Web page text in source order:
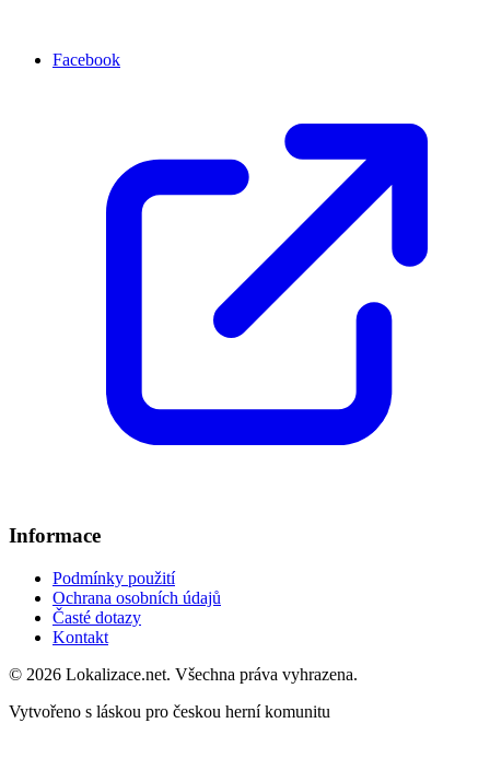
Facebook
Informace
Podmínky použití
Ochrana osobních údajů
Časté dotazy
Kontakt
© 2026 Lokalizace.net. Všechna práva vyhrazena.
Vytvořeno s láskou pro českou herní komunitu